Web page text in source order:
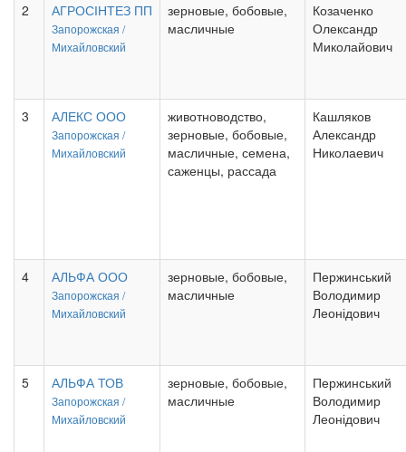
2 АГРОСІНТЕЗ ПП
Запорожская /
Михайловский
зерновые, бобовые,
масличные
Козаченко
Олександр
Миколайович
3 АЛЕКС ООО
Запорожская /
Михайловский
животноводство,
зерновые, бобовые,
масличные, семена,
саженцы, рассада
Кашляков
Александр
Николаевич
4 АЛЬФА ООО
Запорожская /
Михайловский
зерновые, бобовые,
масличные
Пержинський
Володимир
Леонідович
5 АЛЬФА ТОВ
Запорожская /
Михайловский
зерновые, бобовые,
масличные
Пержинський
Володимир
Леонідович